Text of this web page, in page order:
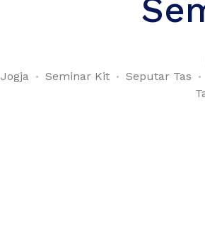
Jogja
Seminar Kit Seputar Tas